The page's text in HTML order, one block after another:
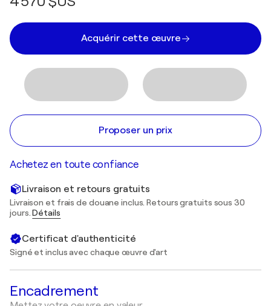
Acquérir cette œuvre
Proposer un prix
Achetez en toute confiance
Livraison et retours gratuits
Livraison et frais de douane inclus. Retours gratuits sous 30
jours.Détails
Certificat d'authenticité
Signé et inclus avec chaque œuvre d'art
Encadrement